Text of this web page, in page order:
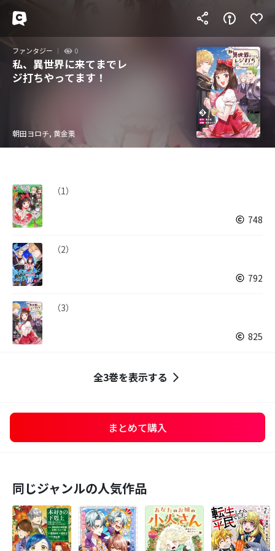
ファンタジー 0
私、異世界に来てまでレ
ジ打ちやってます！
朝田ヨロチ, 黄金栗
（1）
748
（2）
792
（3）
825
全3巻を表示する
まとめて購入
同じジャンルの人気作品